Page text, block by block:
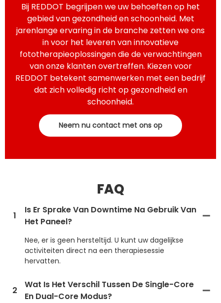
en zo waarde toevoegen
voor uw klanten.
Bij REDDOT begrijpen we uw behoeften op het
gebied van gezondheid en schoonheid. Met
jarenlange ervaring in de branche zetten we ons
in voor het leveren van innovatieve
fototherapieoplossingen die de verwachtingen
van onze klanten overtreffen. Kiezen voor
REDDOT betekent samenwerken met een bedrijf
dat zich volledig richt op gezondheid en
schoonheid.
Neem nu contact met ons op
FAQ
1
Is Er Sprake Van Downtime Na Gebruik Van
Het Paneel?
Nee, er is geen hersteltijd. U kunt uw dagelijkse
activiteiten direct na een therapiesessie
hervatten.
2
Wat Is Het Verschil Tussen De Single-Core
En Dual-Core Modus?